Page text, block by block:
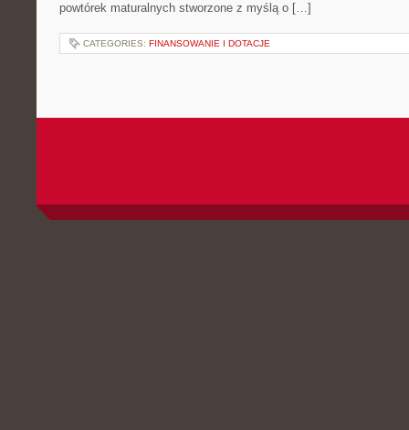
powtórek maturalnych stworzone z myślą o […]
CATEGORIES: FINANSOWANIE I DOTACJE